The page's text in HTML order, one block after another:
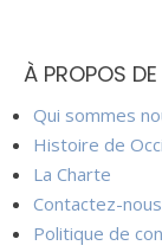
À PROPOS
Qui sommes
Histoire de
La Charte
Contactez-nous
Politique de